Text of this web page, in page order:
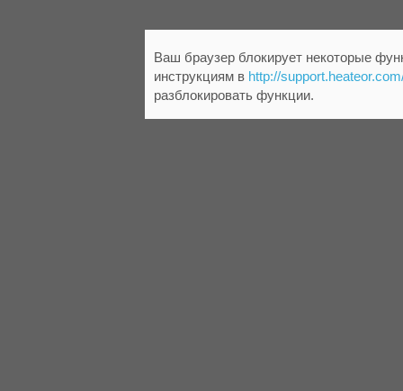
Ваш браузер блокирует некоторые
инструкциям в http://
разблокировать функции.